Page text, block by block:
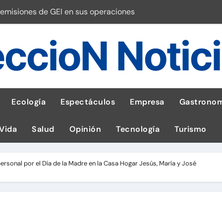
de GEI en sus operaciones
guía para las familias
¡Descarga la app de Meridianbet y gana una jugada gratis
en la fuerza de un volcán
impulsa la salud materna
de hígado
Ecología Espectáculos Empresa
Salud Opinión Tecnología Turismo
por el Día de la Madre en la Casa Hogar Jesús, María y José